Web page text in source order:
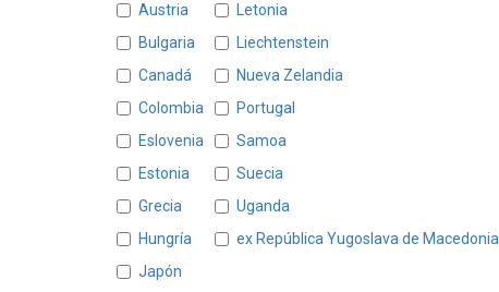
Austria
Letonia
Bulgaria
Liechtenstein
Canadá
Nueva Zelandia
Colombia
Portugal
Eslovenia
Samoa
Estonia
Suecia
Grecia
Uganda
Hungría
ex República Yugoslava de Macedonia
Japón